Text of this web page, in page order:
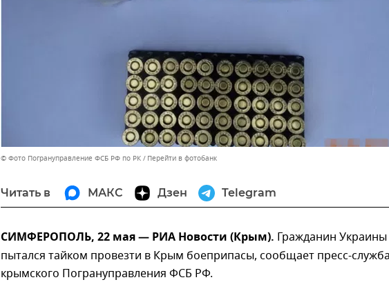
© Фото Погрануправление ФСБ РФ по РК Перейти в фотобанк
Читать в МАКС Дзен Telegram
СИМФЕРОПОЛЬ, 22 мая — РИА Новости (Крым). Гражданин Украины
пытался тайком провезти в Крым боеприпасы, сообщает пресс-
крымского Погрануправления ФСБ РФ.